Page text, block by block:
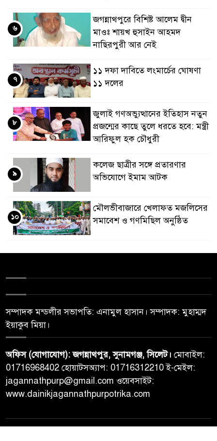
জগন্নাথপুরে বিশিষ্ট আলেম দ্বীন
মাওঃ শায়খ হুসাইন আহমদ
নাছিরপুরী আর নেই
৬
১১ দফা দাবিতে লংমার্চের ঘোষণা
১১ দলের
৭
জুলাই গণঅভ্যুত্থানের ইতিহাস নতুন
প্রজন্মের কাছে তুলে ধরতে হবে: মন্ত্রী
আরিফুল হক চৌধুরী
৮
কলেজ ছাত্রীর সঙ্গে প্রতারণার
অভিযোগে ইমাম আটক
৯
মৌলভীবাজারে খেলাফত মজলিসের
সমাবেশ ও গণমিছিল অনুষ্ঠিত
১০
সম্পাদক মন্ডলীর সভাপতি: এনামুল হাসান। সম্পাদক: মুহাম্মদ
ইয়াকুব মিয়া।
অফিস (যোগাযোগ): জগন্নাথপুর, সুনামগঞ্জ, সিলেট। মোবাইল:
01716968402 হোয়াটসঅ্যাপ: 01716312210 ই-মেইল:
jagannathpurp@gmail.com ওয়েবসাইট:
www.dainikjagannathpurpotrika.com